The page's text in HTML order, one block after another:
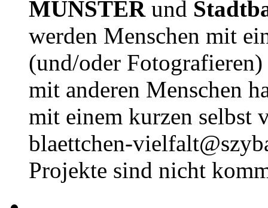
MÜNSTERund
werden Menschen mit
(und/oder
mit anderen Menschen
mit einem kurzen selbst
blaettchen-
Projekte sind nicht